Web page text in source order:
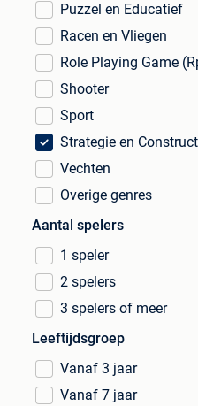
Puzzel en Educatief
Racen en Vliegen
Role Playing Game
Shooter
Sport
Strategie en
Vechten
Overige genres
Aantal spelers
1 speler
2 spelers
3 spelers of meer
Leeftijdsgroep
Vanaf 3 jaar
Vanaf 7 jaar